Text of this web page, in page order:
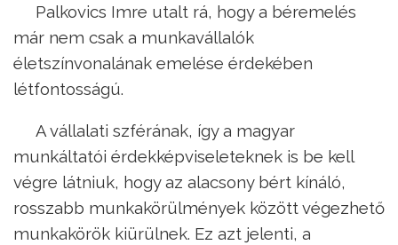
Palkovics Imre utalt rá, hogy a béremelés
már nem csak a munkavállalók
életszínvonalának emelése érdekében
létfontosságú.
A vállalati szférának, így a magyar
munkáltatói érdekképviseleteknek is be kell
végre látniuk, hogy az alacsony bért kínáló,
rosszabb munkakörülmények között végezhető
munkakörök kiürülnek. Ez azt jelenti, a